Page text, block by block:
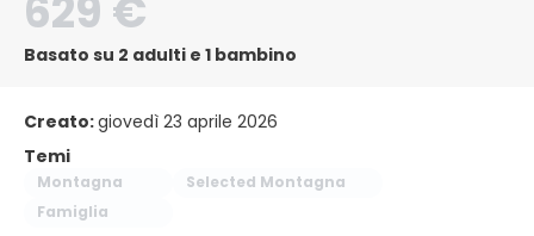
629 €
Basato su 2 adulti e 1 bambino
Creato:giovedì 23 aprile 2026
Temi
Montagna
Selected Montagna
Famiglia